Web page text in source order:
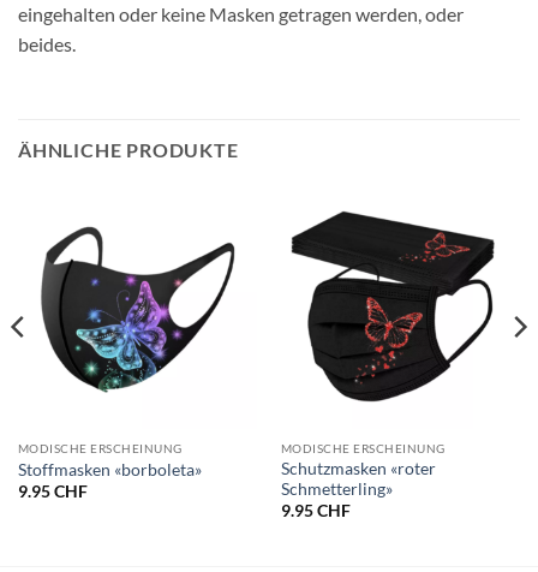
eingehalten oder keine Masken getragen werden, oder
beides.
ÄHNLICHE PRODUKTE
MODISCHE ERSCHEINUNG
Stoffmasken «borboleta»
9.95CHF
MODISCHE ERSCHEINUNG
Schutzmasken «roter
Schmetterling»
9.95CHF